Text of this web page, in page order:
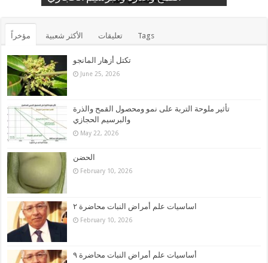
مؤخراً الأكثر شعبية تعليقات Tags
تكتل أزهار المانجو
June 25, 2026
تأثير ملوحة التربة على نمو ومحصول القمح والذرة
والبرسيم الحجازي
May 22, 2026
الحضن
February 10, 2026
اساسيات علم أمراض النبات محاضرة ٢
February 10, 2026
أساسيات علم أمراض النبات محاضرة ٩